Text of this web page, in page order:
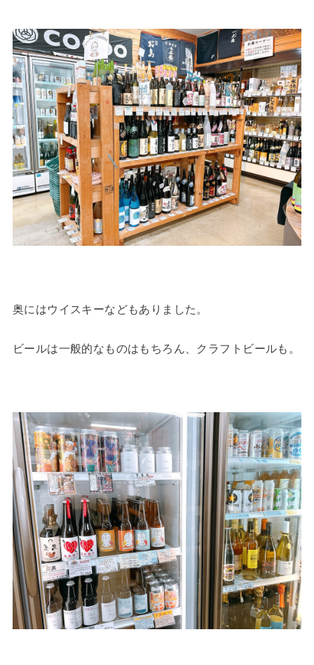
奥にはウイスキーなどもありました。
ビールは一般的なものはもちろん、クラフトビールも。